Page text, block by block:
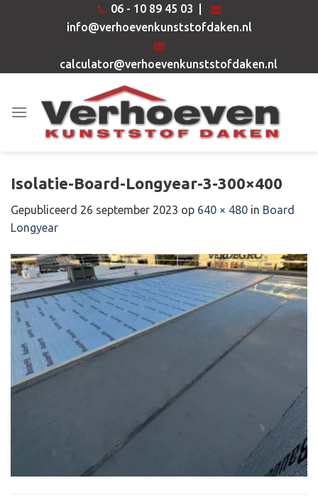
06 - 10 89 45 03
info@verhoevenkunststofdaken.nl
calculator@verhoevenkunststofdaken.nl
Isolatie-Board-Longyear-3-300×400
Gepubliceerd 26 september 2023 op 640 × 480 in Board
Longyear